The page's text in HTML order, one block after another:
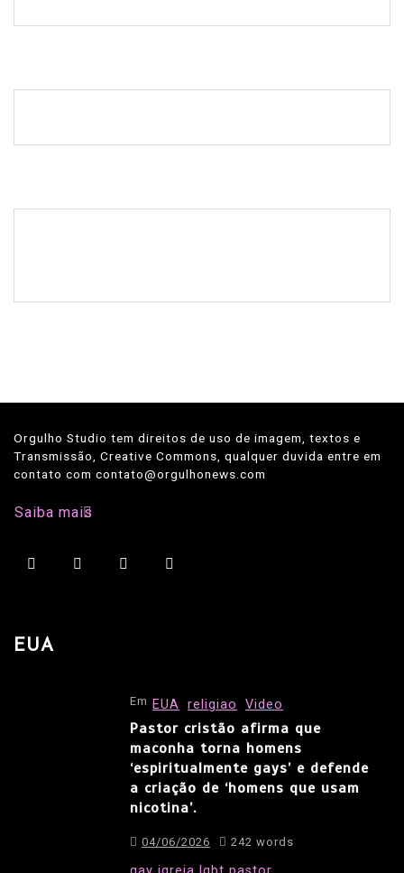
Orgulho Studio tem direitos de uso de imagem, textos e
Transmissão, Creative Commons, qualquer duvida entre em
contato com contato@orgulhonews.com
Saiba mais
EUA
Em EUA religiao Video
Pastor cristão afirma que
maconha torna homens
‘espiritualmente gays’ e defende
a criação de ‘homens que usam
nicotina’.
04/06/2026 242 words